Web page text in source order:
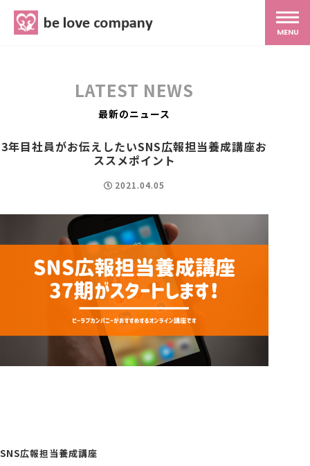
MENU
スタッフ紹介
最新ブログ
会社概要
LATEST NEWS
最新のニュース
3年目社員がお伝えしたいSNS広報担当養成講座お
ススメポイント
2021.04.05
SNS広報担当養成講座